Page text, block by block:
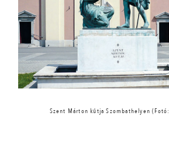
Szent Márton kútja Szombathelyen (Fotó: